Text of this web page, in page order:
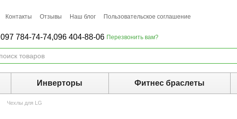
Контакты Отзывы Наш блог Пользовательское соглашение
097 784-74-74,096 404-88-06 Перезвонить вам?
Инверторы Фитнес браслеты
Чехлы для LG